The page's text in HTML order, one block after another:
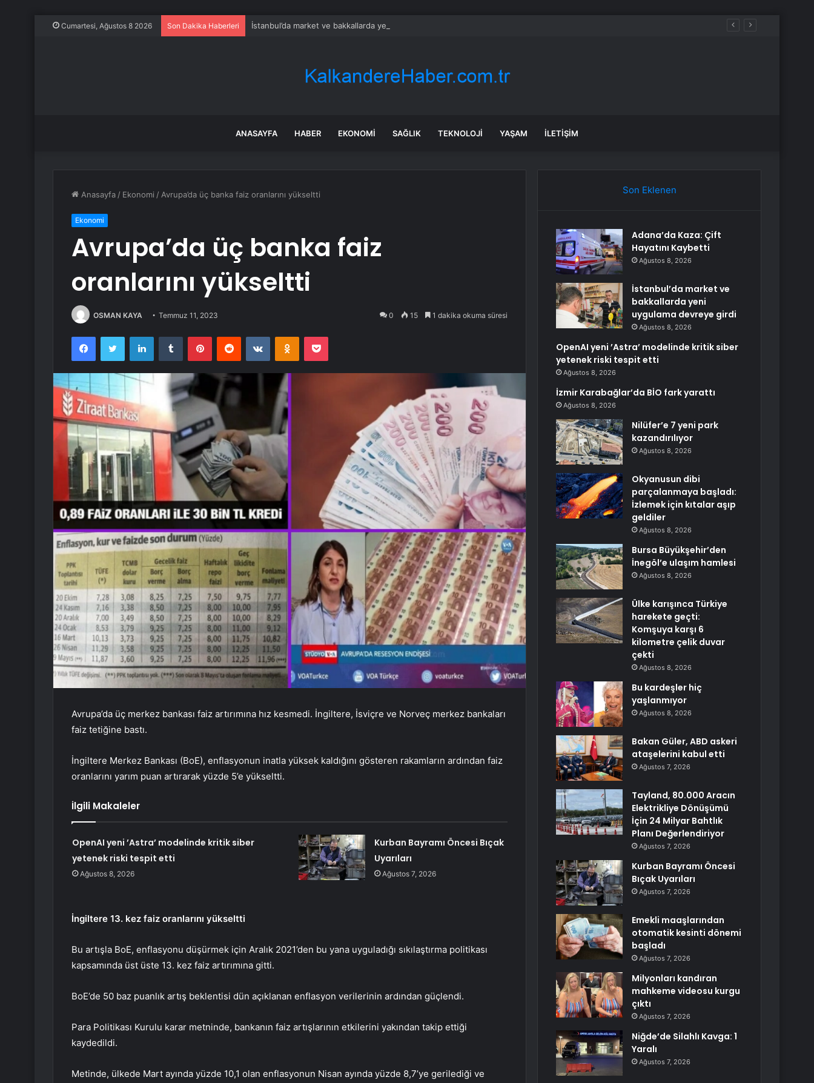
Cumartesi, Ağustos 8 2026 Son Dakika Haberleri İstanbul’da market ve bakkallarda yeni uygulama devreye girdi
ANASAYFA HABER EKONOMI SAĞLIK TEKNOLOJI YAŞAM İLETIŞIM
Anasayfa / Ekonomi / Avrupa’da üç banka faiz oranlarını yükseltti
Ekonomi
Avrupa’da üç banka faiz
oranlarını yükseltti
OSMAN KAYA Temmuz 11, 2023 0 15 1 dakika okuma süresi
FacebookTwitter LinkedInTumblr PinterestReddit VKontakteOdnoklassniki
Pocket
Avrupa’da üç merkez bankası faiz artırımına hız kesmedi. İngiltere, İsviçre ve Norveç merkez bankaları
faiz tetiğine bastı.
İngiltere Merkez Bankası (BoE), enflasyonun inatla yüksek kaldığını gösteren rakamların ardından faiz
oranlarını yarım puan artırarak yüzde 5’e yükseltti.
İlgili Makaleler
OpenAI yeni ’Astra’ modelinde kritik siber
yetenek riski tespit etti
Ağustos 8, 2026
Kurban Bayramı Öncesi Bıçak
Uyarıları
Ağustos 7, 2026
İngiltere 13. kez faiz oranlarını yükseltti
Bu artışla BoE, enflasyonu düşürmek için Aralık 2021’den bu yana uyguladığı sıkılaştırma politikası
kapsamında üst üste 13. kez faiz artırımına gitti.
BoE’de 50 baz puanlık artış beklentisi dün açıklanan enflasyon verilerinin ardından güçlendi.
Para Politikası Kurulu karar metninde, bankanın faiz artışlarının etkilerini yakından takip ettiği
kaydedildi.
Metinde, ülkede Mart ayında yüzde 10,1 olan enflasyonun Nisan ayında yüzde 8,7’ye gerilediği ve
Son Eklenen
Adana’da Kaza: Çift
Hayatını Kaybetti
Ağustos 8, 2026
İstanbul’da market ve
bakkallarda yeni
uygulama devreye girdi
Ağustos 8, 2026
OpenAI yeni ’Astra’ modelinde kritik siber
yetenek riski tespit etti
Ağustos 8, 2026
İzmir Karabağlar’da BİO fark yarattı
Ağustos 8, 2026
Nilüfer’e 7 yeni park
kazandırılıyor
Ağustos 8, 2026
Okyanusun dibi
parçalanmaya başladı:
İzlemek için kıtalar aşıp
geldiler
Ağustos 8, 2026
Bursa Büyükşehir’den
İnegöl’e ulaşım hamlesi
Ağustos 8, 2026
Ülke karışınca Türkiye
harekete geçti:
Komşuya karşı 6
kilometre çelik duvar
çekti
Ağustos 8, 2026
Bu kardeşler hiç
yaşlanmıyor
Ağustos 8, 2026
Bakan Güler, ABD askeri
ataşelerini kabul etti
Ağustos 7, 2026
Tayland, 80.000 Aracın
Elektrikliye Dönüşümü
İçin 24 Milyar Bahtlık
Planı Değerlendiriyor
Ağustos 7, 2026
Kurban Bayramı Öncesi
Bıçak Uyarıları
Ağustos 7, 2026
Emekli maaşlarından
otomatik kesinti dönemi
başladı
Ağustos 7, 2026
Milyonları kandıran
mahkeme videosu kurgu
çıktı
Ağustos 7, 2026
Niğde’de Silahlı Kavga: 1
Yaralı
Ağustos 7, 2026